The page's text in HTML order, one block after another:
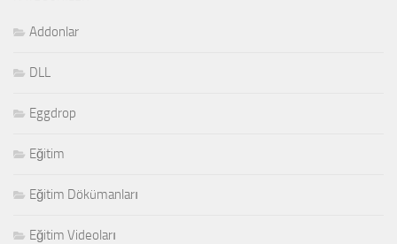
Addonlar
DLL
Eggdrop
Eğitim
Eğitim Dökümanları
Eğitim Videoları